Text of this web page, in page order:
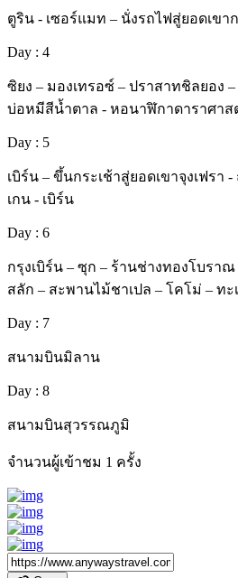
ตูริน - เซอร์แมท – นั่งรถไฟสู่ยอดเขา
Day : 4
ซิยง – มองเทรอซ์ – ปราสาทชิลยอง
บ่อหมีสีน้ำตาล - หอนาฬิกาดาราศาส
Day : 5
เบิร์น – ขึ้นกระเช้าสู่ยอดเขาจุงเฟรา
เกน - เบิร์น
Day : 6
กรุงเบิร์น – ซุก – ร้านช่างทองโบรา
สลัก – สะพานไม้ชาเปล – โคโม่ – ท
Day : 7
สนามบินมิลาน
Day : 8
สนามบินสุวรรณภูมิ
จำนวนผู้เข้าชม 1 ครั้ง